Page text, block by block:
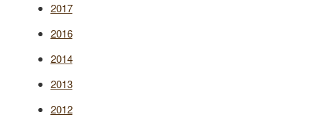
2017
2016
2014
2013
2012